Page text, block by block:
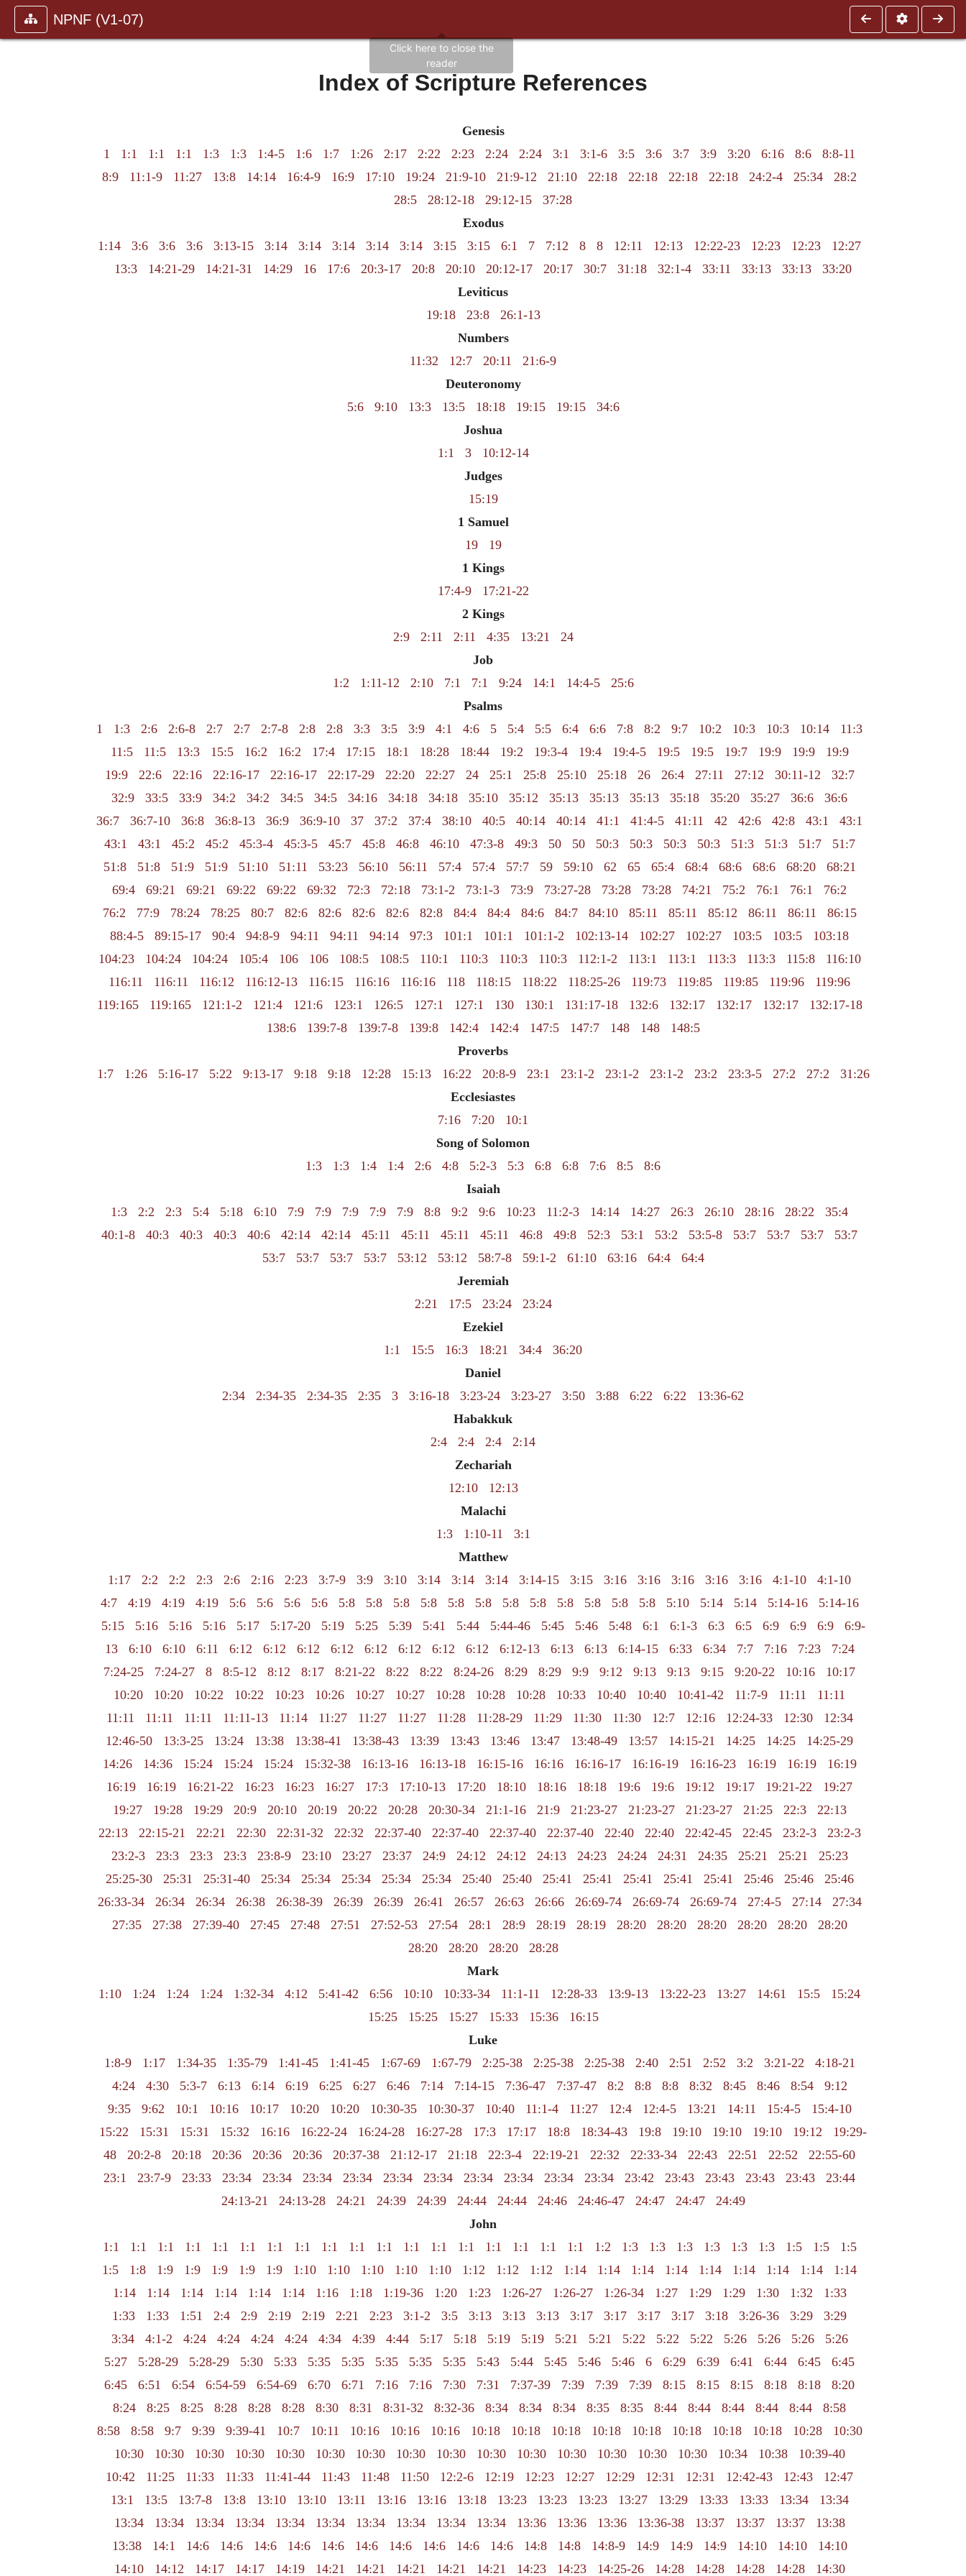
NPNF (V1-07)
Index of Scripture References
Genesis
1
1:1 1:1 1:1 1:3 1:3 1:4-5 1:6 1:7 1:26 2:17 2:22 2:23 2:24 2:24 3:1 3:1-6 3:5 3:6 3:7 3:9 3:20 6:16 8:6
8:8-11
8:9
11:1-9 11:27 13:8 14:14 16:4-9 16:9 17:10 19:24 21:9-10 21:9-12 21:10 22:18 22:18 22:18 22:18 24:2-4 25:34
28:2
28:5
28:12-18 29:12-15
37:28
Exodus
1:14
3:6 3:6 3:6 3:13-15 3:14 3:14 3:14 3:14 3:14 3:15 3:15 6:1 7 7:12 8 8 12:11 12:13 12:22-23 12:23 12:23
12:27
13:3
14:21-29 14:21-31 14:29 16 17:6 20:3-17 20:8 20:10 20:12-17 20:17 30:7 31:18 32:1-4 33:11 33:13 33:13
33:20
Leviticus
19:18
23:8
26:1-13
Numbers
11:32
12:7 20:11
21:6-9
Deuteronomy
5:6
9:10 13:3 13:5 18:18 19:15 19:15
34:6
Joshua
1:1
3
10:12-14
Judges
15:19
1 Samuel
19
19
1 Kings
17:4-9
17:21-22
2 Kings
2:9
2:11 2:11 4:35 13:21
24
Job
1:2
1:11-12 2:10 7:1 7:1 9:24 14:1 14:4-5
25:6
Psalms
1
1:3 2:6 2:6-8 2:7 2:7 2:7-8 2:8 2:8 3:3 3:5 3:9 4:1 4:6 5 5:4 5:5 6:4 6:6 7:8 8:2 9:7 10:2 10:3 10:3 10:14
11:3
11:5
11:5 13:3 15:5 16:2 16:2 17:4 17:15 18:1 18:28 18:44 19:2 19:3-4 19:4 19:4-5 19:5 19:5 19:7 19:9 19:9
19:9
19:9
22:6 22:16 22:16-17 22:16-17 22:17-29 22:20 22:27 24 25:1 25:8 25:10 25:18 26 26:4 27:11 27:12 30:11-12
32:7
32:9
33:5 33:9 34:2 34:2 34:5 34:5 34:16 34:18 34:18 35:10 35:12 35:13 35:13 35:13 35:18 35:20 35:27 36:6
36:6
36:7
36:7-10 36:8 36:8-13 36:9 36:9-10 37 37:2 37:4 38:10 40:5 40:14 40:14 41:1 41:4-5 41:11 42 42:6 42:8 43:1
43:1
43:1
43:1 45:2 45:2 45:3-4 45:3-5 45:7 45:8 46:8 46:10 47:3-8 49:3 50 50 50:3 50:3 50:3 50:3 51:3 51:3 51:7
51:7
51:8
51:8 51:9 51:9 51:10 51:11 53:23 56:10 56:11 57:4 57:4 57:7 59 59:10 62 65 65:4 68:4 68:6 68:6 68:20
68:21
69:4
69:21 69:21 69:22 69:22 69:32 72:3 72:18 73:1-2 73:1-3 73:9 73:27-28 73:28 73:28 74:21 75:2 76:1 76:1
76:2
76:2
77:9 78:24 78:25 80:7 82:6 82:6 82:6 82:6 82:8 84:4 84:4 84:6 84:7 84:10 85:11 85:11 85:12 86:11 86:11
86:15
88:4-5
89:15-17 90:4 94:8-9 94:11 94:11 94:14 97:3 101:1 101:1 101:1-2 102:13-14 102:27 102:27 103:5 103:5
103:18
104:23
104:24 104:24 105:4 106 106 108:5 108:5 110:1 110:3 110:3 110:3 112:1-2 113:1 113:1 113:3 113:3 115:8
116:10
116:11
116:11 116:12 116:12-13 116:15 116:16 116:16 118 118:15 118:22 118:25-26 119:73 119:85 119:85 119:96
119:96
119:165
119:165 121:1-2 121:4 121:6 123:1 126:5 127:1 127:1 130 130:1 131:17-18 132:6 132:17 132:17 132:17
132:17-18
138:6
139:7-8 139:7-8 139:8 142:4 142:4 147:5 147:7 148 148
148:5
Proverbs
1:7
1:26 5:16-17 5:22 9:13-17 9:18 9:18 12:28 15:13 16:22 20:8-9 23:1 23:1-2 23:1-2 23:1-2 23:2 23:3-5 27:2 27:2
31:26
Ecclesiastes
7:16
7:20
10:1
Song of Solomon
1:3
1:3 1:4 1:4 2:6 4:8 5:2-3 5:3 6:8 6:8 7:6 8:5
8:6
Isaiah
1:3
2:2 2:3 5:4 5:18 6:10 7:9 7:9 7:9 7:9 7:9 8:8 9:2 9:6 10:23 11:2-3 14:14 14:27 26:3 26:10 28:16 28:22
35:4
40:1-8
40:3 40:3 40:3 40:6 42:14 42:14 45:11 45:11 45:11 45:11 46:8 49:8 52:3 53:1 53:2 53:5-8 53:7 53:7 53:7
53:7
53:7
53:7 53:7 53:7 53:12 53:12 58:7-8 59:1-2 61:10 63:16 64:4
64:4
Jeremiah
2:21
17:5 23:24
23:24
Ezekiel
1:1
15:5 16:3 18:21 34:4
36:20
Daniel
2:34
2:34-35 2:34-35 2:35 3 3:16-18 3:23-24 3:23-27 3:50 3:88 6:22 6:22
13:36-62
Habakkuk
2:4
2:4 2:4
2:14
Zechariah
12:10
12:13
Malachi
1:3
1:10-11
3:1
Matthew
1:17
2:2 2:2 2:3 2:6 2:16 2:23 3:7-9 3:9 3:10 3:14 3:14 3:14 3:14-15 3:15 3:16 3:16 3:16 3:16 3:16 4:1-10
4:1-10
4:7
4:19 4:19 4:19 5:6 5:6 5:6 5:6 5:8 5:8 5:8 5:8 5:8 5:8 5:8 5:8 5:8 5:8 5:8 5:8 5:10 5:14 5:14 5:14-16
5:14-16
5:15
5:16 5:16 5:16 5:17 5:17-20 5:19 5:25 5:39 5:41 5:44 5:44-46 5:45 5:46 5:48 6:1 6:1-3 6:3 6:5 6:9 6:9 6:9
6:9-
13
6:10 6:10 6:11 6:12 6:12 6:12 6:12 6:12 6:12 6:12 6:12 6:12-13 6:13 6:13 6:14-15 6:33 6:34 7:7 7:16 7:23
7:24
7:24-25
7:24-27 8 8:5-12 8:12 8:17 8:21-22 8:22 8:22 8:24-26 8:29 8:29 9:9 9:12 9:13 9:13 9:15 9:20-22 10:16
10:17
10:20
10:20 10:22 10:22 10:23 10:26 10:27 10:27 10:28 10:28 10:28 10:33 10:40 10:40 10:41-42 11:7-9 11:11
11:11
11:11
11:11 11:11 11:11-13 11:14 11:27 11:27 11:27 11:28 11:28-29 11:29 11:30 11:30 12:7 12:16 12:24-33 12:30
12:34
12:46-50
13:3-25 13:24 13:38 13:38-41 13:38-43 13:39 13:43 13:46 13:47 13:48-49 13:57 14:15-21 14:25 14:25
14:25-29
14:26
14:36 15:24 15:24 15:24 15:32-38 16:13-16 16:13-18 16:15-16 16:16 16:16-17 16:16-19 16:16-23 16:19 16:19
16:19
16:19
16:19 16:21-22 16:23 16:23 16:27 17:3 17:10-13 17:20 18:10 18:16 18:18 19:6 19:6 19:12 19:17 19:21-22
19:27
19:27
19:28 19:29 20:9 20:10 20:19 20:22 20:28 20:30-34 21:1-16 21:9 21:23-27 21:23-27 21:23-27 21:25 22:3
22:13
22:13
22:15-21 22:21 22:30 22:31-32 22:32 22:37-40 22:37-40 22:37-40 22:37-40 22:40 22:40 22:42-45 22:45 23:2-3
23:2-3
23:2-3
23:3 23:3 23:3 23:8-9 23:10 23:27 23:37 24:9 24:12 24:12 24:13 24:23 24:24 24:31 24:35 25:21 25:21
25:23
25:25-30
25:31 25:31-40 25:34 25:34 25:34 25:34 25:34 25:40 25:40 25:41 25:41 25:41 25:41 25:41 25:46 25:46
25:46
26:33-34
26:34 26:34 26:38 26:38-39 26:39 26:39 26:41 26:57 26:63 26:66 26:69-74 26:69-74 26:69-74 27:4-5 27:14
27:34
27:35
27:38 27:39-40 27:45 27:48 27:51 27:52-53 27:54 28:1 28:9 28:19 28:19 28:20 28:20 28:20 28:20 28:20
28:20
28:20
28:20 28:20
28:28
Mark
1:10
1:24 1:24 1:24 1:32-34 4:12 5:41-42 6:56 10:10 10:33-34 11:1-11 12:28-33 13:9-13 13:22-23 13:27 14:61 15:5
15:24
15:25
15:25 15:27 15:33 15:36
16:15
Luke
1:8-9
1:17 1:34-35 1:35-79 1:41-45 1:41-45 1:67-69 1:67-79 2:25-38 2:25-38 2:25-38 2:40 2:51 2:52 3:2 3:21-22
4:18-21
4:24
4:30 5:3-7 6:13 6:14 6:19 6:25 6:27 6:46 7:14 7:14-15 7:36-47 7:37-47 8:2 8:8 8:8 8:32 8:45 8:46 8:54
9:12
9:35
9:62 10:1 10:16 10:17 10:20 10:20 10:30-35 10:30-37 10:40 11:1-4 11:27 12:4 12:4-5 13:21 14:11 15:4-5
15:4-10
15:22
15:31 15:31 15:32 16:16 16:22-24 16:24-28 16:27-28 17:3 17:17 18:8 18:34-43 19:8 19:10 19:10 19:10 19:12
19:29-
48
20:2-8 20:18 20:36 20:36 20:36 20:37-38 21:12-17 21:18 22:3-4 22:19-21 22:32 22:33-34 22:43 22:51 22:52
22:55-60
23:1
23:7-9 23:33 23:34 23:34 23:34 23:34 23:34 23:34 23:34 23:34 23:34 23:34 23:42 23:43 23:43 23:43 23:43
23:44
24:13-21
24:13-28 24:21 24:39 24:39 24:44 24:44 24:46 24:46-47 24:47 24:47
24:49
John
1:1
1:1 1:1 1:1 1:1 1:1 1:1 1:1 1:1 1:1 1:1 1:1 1:1 1:1 1:1 1:1 1:1 1:1 1:2 1:3 1:3 1:3 1:3 1:3 1:3 1:5 1:5
1:5
1:5
1:8 1:9 1:9 1:9 1:9 1:9 1:10 1:10 1:10 1:10 1:10 1:12 1:12 1:12 1:14 1:14 1:14 1:14 1:14 1:14 1:14 1:14
1:14
1:14
1:14 1:14 1:14 1:14 1:14 1:16 1:18 1:19-36 1:20 1:23 1:26-27 1:26-27 1:26-34 1:27 1:29 1:29 1:30 1:32
1:33
1:33
1:33 1:51 2:4 2:9 2:19 2:19 2:21 2:23 3:1-2 3:5 3:13 3:13 3:13 3:17 3:17 3:17 3:17 3:18 3:26-36 3:29
3:29
3:34
4:1-2 4:24 4:24 4:24 4:24 4:34 4:39 4:44 5:17 5:18 5:19 5:19 5:21 5:21 5:22 5:22 5:22 5:26 5:26 5:26
5:26
5:27
5:28-29 5:28-29 5:30 5:33 5:35 5:35 5:35 5:35 5:35 5:43 5:44 5:45 5:46 5:46 6 6:29 6:39 6:41 6:44 6:45
6:45
6:45
6:51 6:54 6:54-59 6:54-69 6:70 6:71 7:16 7:16 7:30 7:31 7:37-39 7:39 7:39 7:39 8:15 8:15 8:15 8:18 8:18
8:20
8:24
8:25 8:25 8:28 8:28 8:28 8:30 8:31 8:31-32 8:32-36 8:34 8:34 8:34 8:35 8:35 8:44 8:44 8:44 8:44 8:44
8:58
8:58
8:58 9:7 9:39 9:39-41 10:7 10:11 10:16 10:16 10:16 10:18 10:18 10:18 10:18 10:18 10:18 10:18 10:18 10:28
10:30
10:30
10:30 10:30 10:30 10:30 10:30 10:30 10:30 10:30 10:30 10:30 10:30 10:30 10:30 10:30 10:34 10:38
10:39-40
10:42
11:25 11:33 11:33 11:41-44 11:43 11:48 11:50 12:2-6 12:19 12:23 12:27 12:29 12:31 12:31 12:42-43 12:43
12:47
13:1
13:5 13:7-8 13:8 13:10 13:10 13:11 13:16 13:16 13:18 13:23 13:23 13:23 13:27 13:29 13:33 13:33 13:34
13:34
13:34
13:34 13:34 13:34 13:34 13:34 13:34 13:34 13:34 13:34 13:36 13:36 13:36 13:36-38 13:37 13:37 13:37
13:38
13:38
14:1 14:6 14:6 14:6 14:6 14:6 14:6 14:6 14:6 14:6 14:6 14:8 14:8 14:8-9 14:9 14:9 14:9 14:10 14:10
14:10
14:10
14:12 14:17 14:17 14:19 14:21 14:21 14:21 14:21 14:21 14:23 14:23 14:25-26 14:28 14:28 14:28 14:28 14:30